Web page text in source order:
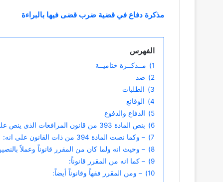
مذكرة دفاع في قضية ضرب قضى فيها بالبراءة
الفهرس
1)
مــذكــرة ختاميــة
2)
ضد
3)
الطلبات
4)
الوقائع
5)
الدفاع والدفوع
6)
بنص المادة 393 من قانون المرافعات الذى ينص على:
7)
– وكما نصت المادة 394 من ذات القانون على انه:
8)
– وحيث انه ولما كان من المقرر قانوناً وعملاً
9)
– كما انه من المقرر قانوناً:
10)
– ومن المقرر فقهاً وقانوناً أيضاً: